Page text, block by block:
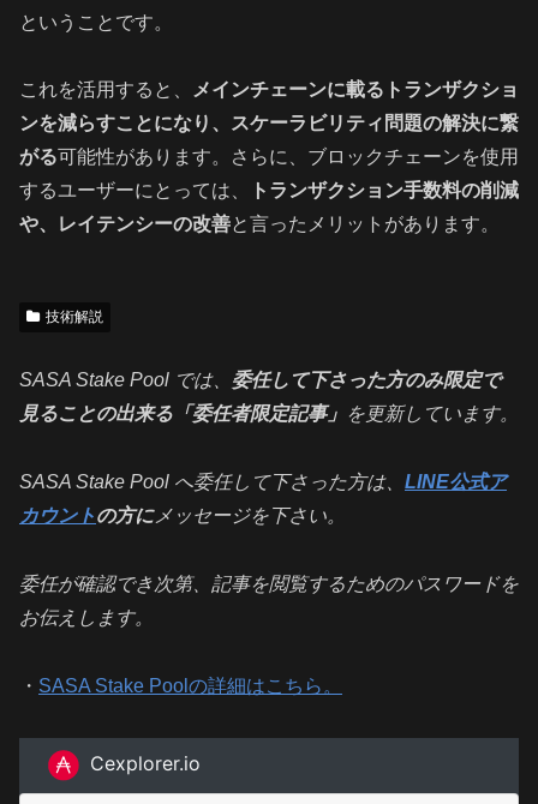
ということです。
これを活用すると、
メインチェーンに載るトランザクショ
ンを減らすことになり、スケーラビリティ問題の解決に繋
がる可能性があります。さらに、ブロックチェーンを使用
するユーザーにとっては、
トランザクション手数料の削減
や、レイテンシーの改善と言ったメリットがあります。
技術解説
SASA Stake Pool では、 委任して下さった方のみ限定で
見ることの出来る「委任者限定記事」 を更新しています。
SASA Stake Pool へ委任して下さった方は、 LINE公式ア
カウントの方にメッセージを下さい。
委任が確認でき次第、記事を閲覧するためのパスワードを
お伝えします。
・ SASA Stake Poolの詳細はこちら。